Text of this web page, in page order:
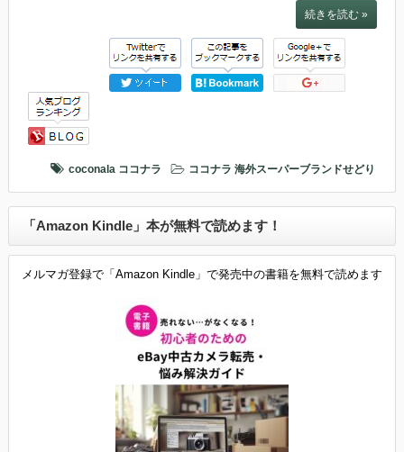
続きを読む »
coconala ココナラ ココナラ 海外スーパーブランドせどり
「Amazon Kindle」本が無料で読めます！
メルマガ登録で「Amazon Kindle」で発売中の書籍を無料で読めます